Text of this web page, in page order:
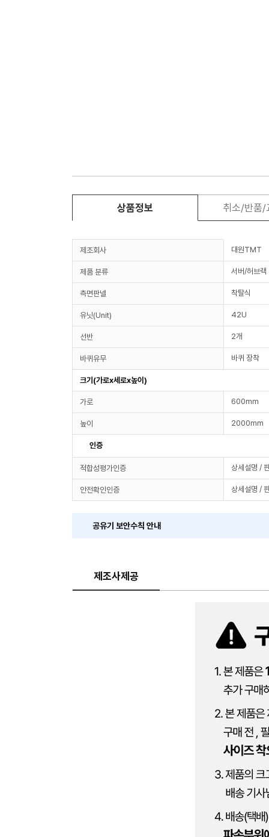
상품정보 취소/반품/
제조회사 대원TMT
제품 분류 서버/허브랙
측면판넬 착탈식
유닛(Unit) 42U
선반 2개
바퀴유무 바퀴 장착
크기(가로x세로x높이)
가로 600mm
높이 2000mm
인증
적합성평가인증 상세설명 /
안전확인인증 상세설명 /
공유기 보안수칙 안내
제조사제공